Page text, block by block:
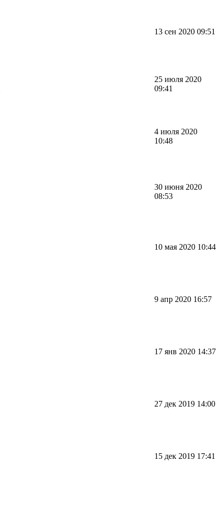
13 сен 2020 09:51
25 июля 2020
09:41
4 июля 2020
10:48
30 июня 2020
08:53
10 мая 2020 10:44
9 апр 2020 16:57
17 янв 2020 14:37
27 дек 2019 14:00
15 дек 2019 17:41